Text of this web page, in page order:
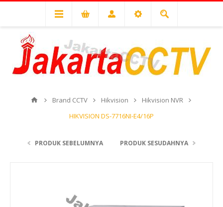
Brand CCTV Hikvision
Hikvision NVR
HIKVISION DS-7716NI-E4/16P
PRODUK SEBELUMNYA PRODUK SESUDAHNYA